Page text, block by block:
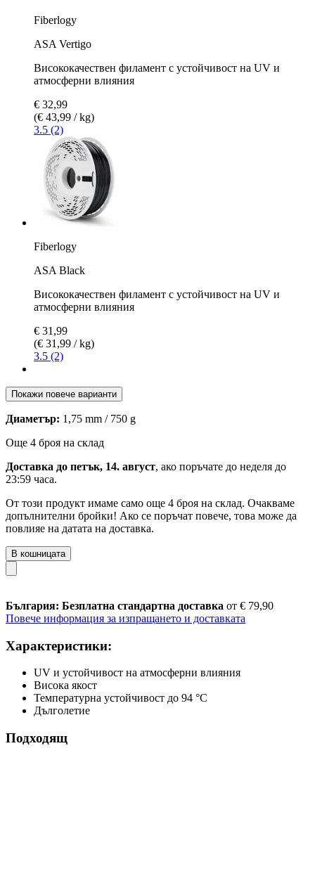
Fiberlogy
ASA Vertigo
Висококачествен филамент с устойчивост на UV и
атмосферни влияния
€ 32,99
(€ 43,99 / kg)
3.5 (2)
Fiberlogy
ASA Black
Висококачествен филамент с устойчивост на UV и
атмосферни влияния
€ 31,99
(€ 31,99 / kg)
3.5 (2)
Покажи повече варианти
Диаметър: 1,75 mm / 750 g
Още 4 броя на склад
Доставка до петък, 14. август, ако поръчате до неделя до
23:59 часа.
От този продукт имаме само още 4 броя на склад. Очакваме
допълнителни бройки! Ако се поръчат повече, това може да
повлияе на датата на доставка.
В кошницата
България: Безплатна стандартна доставка от € 79,90
Повече информация за изпращането и доставката
Характеристики:
UV и устойчивост на атмосферни влияния
Висока якост
Температурна устойчивост до 94 °C
Дълголетие
Подходящ